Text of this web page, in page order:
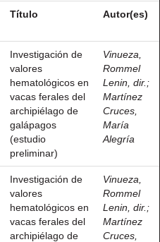
Título Autor(es)
Investigación de
valores
hematológicos en
vacas ferales del
archipiélago de
galápagos
(estudio
preliminar)
Vinueza,
Rommel
Lenin, dir. ;
Martínez
Cruces,
María
Alegría
Investigación de
valores
hematológicos en
vacas ferales del
archipiélago de
Vinueza,
Rommel
Lenin, dir. ;
Martínez
Cruces,